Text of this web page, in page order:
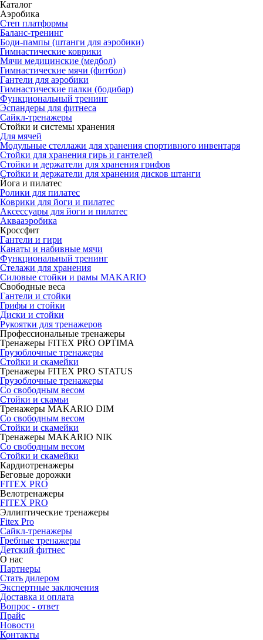
Каталог
Аэробика
Степ платформы
Баланс-тренинг
Боди-пампы (штанги для аэробики)
Гимнастические коврики
Мячи медицинские (медбол)
Гимнастические мячи (фитбол)
Гантели для аэробики
Гимнастические палки (бодибар)
Функциональный тренинг
Эспандеры для фитнеса
Сайкл-тренажеры
Стойки и системы хранения
Для мячей
Модульные стеллажи для хранения спортивного инвентаря
Стойки для хранения гирь и гантелей
Стойки и держатели для хранения грифов
Стойки и держатели для хранения дисков штанги
Йога и пилатес
Ролики для пилатес
Коврики для йоги и пилатес
Аксессуары для йоги и пилатес
Аквааэробика
Кроссфит
Гантели и гири
Канаты и набивные мячи
Функциональный тренинг
Стелажи для хранения
Силовые стойки и рамы MAKARIO
Свободные веса
Гантели и стойки
Грифы и стойки
Диски и стойки
Рукоятки для тренажеров
Профессиональные тренажеры
Тренажеры FITEX PRO OPTIMA
Грузоблочные тренажеры
Стойки и скамейки
Тренажеры FITEX PRO STATUS
Грузоблочные тренажеры
Со свободным весом
Стойки и скамьи
Тренажеры MAKARIO DIM
Со свободным весом
Стойки и скамейки
Тренажеры MAKARIO NIK
Со свободным весом
Стойки и скамейки
Кардиотренажеры
Беговые дорожки
FITEX PRO
Велотренажеры
FITEX PRO
Эллиптические тренажеры
Fitex Pro
Сайкл-тренажеры
Гребные тренажеры
Детский фитнес
О нас
Партнеры
Стать дилером
Экспертные заключения
Доставка и оплата
Вопрос - ответ
Прайс
Новости
Контакты